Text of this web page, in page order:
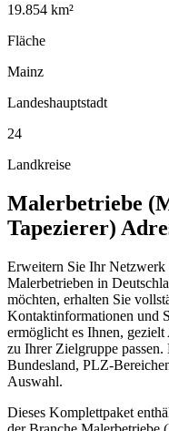
19.854 km²
Fläche
Mainz
Landeshauptstadt
24
Landkreise
Malerbetriebe
Tapezierer)
Erweitern Sie Ihr Netzwerk
Malerbetrieben in
möchten, erhalten Sie
Kontaktinformationen und
ermöglicht es Ihnen,
zu Ihrer Zielgruppe
Bundesland, PLZ-
Auswahl.
Dieses Komplettpaket